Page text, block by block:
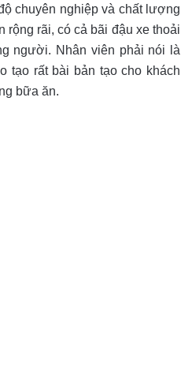
chuyên nghiệp và chất lượng
rộng rãi, có cả bãi đậu xe thoải
người. Nhân viên phải nói là
tạo rất bài bản tạo cho khách
bữa ăn.